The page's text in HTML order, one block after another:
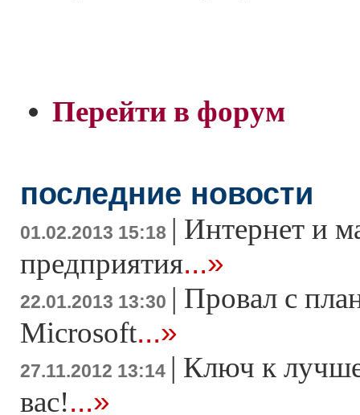
Перейти в форум
последние новости
01.02.2013 15:18 | Интернет и
предприятия...»
22.01.2013 13:30 | Провал с
Microsoft...»
27.11.2012 13:14 | Ключ к
вас!...»